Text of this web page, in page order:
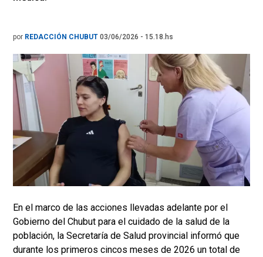
por REDACCIÓN CHUBUT 03/06/2026 - 15.18.hs
En el marco de las acciones llevadas adelante por el
Gobierno del Chubut para el cuidado de la salud de la
población, la Secretaría de Salud provincial informó que
durante los primeros cincos meses de 2026 un total de